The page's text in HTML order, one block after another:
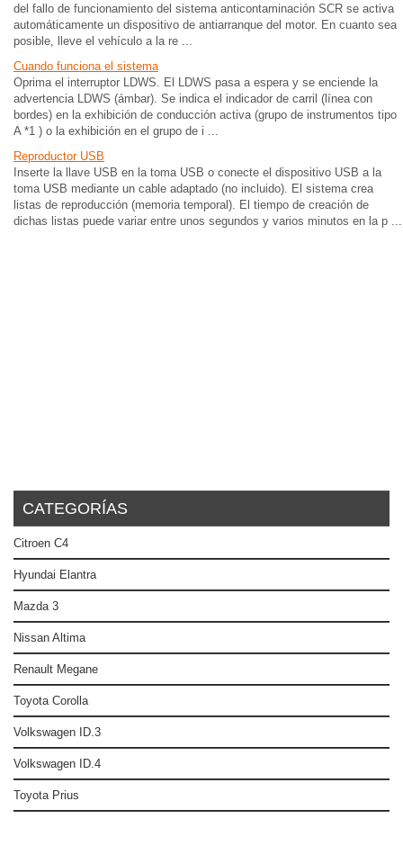
del fallo de funcionamiento del sistema anticontaminación SCR se activa
automáticamente un dispositivo de antiarranque del motor. En cuanto sea
posible, lleve el vehículo a la re ...
Cuando funciona el sistema
Oprima el interruptor LDWS. El LDWS pasa a espera y se enciende la
advertencia LDWS (ámbar). Se indica el indicador de carril (línea con
bordes) en la exhibición de conducción activa (grupo de instrumentos tipo
A *1 ) o la exhibición en el grupo de i ...
Reproductor USB
Inserte la llave USB en la toma USB o conecte el dispositivo USB a la
toma USB mediante un cable adaptado (no incluido). El sistema crea
listas de reproducción (memoria temporal). El tiempo de creación de
dichas listas puede variar entre unos segundos y varios minutos en la p ...
CATEGORÍAS
Citroen C4
Hyundai Elantra
Mazda 3
Nissan Altima
Renault Megane
Toyota Corolla
Volkswagen ID.3
Volkswagen ID.4
Toyota Prius